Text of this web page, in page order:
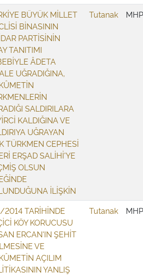
BÜYÜK MİLLET
BİNASININ
PARTİSİNİN
TANITIMI
ÂDETA
UĞRADIĞINA,
SALDIRILARA
KALDIĞINA VE
UĞRAYAN
TÜRKMEN CEPHESİ
ERŞAD SALİHİ'YE
OLSUN
İLİŞKİN
Tutanak MHP
TARİHİNDE
KÖY KORUCUSU
ERCAN'IN ŞEHİT
VE
AÇILIM
YANLIŞ
Tutanak MHP